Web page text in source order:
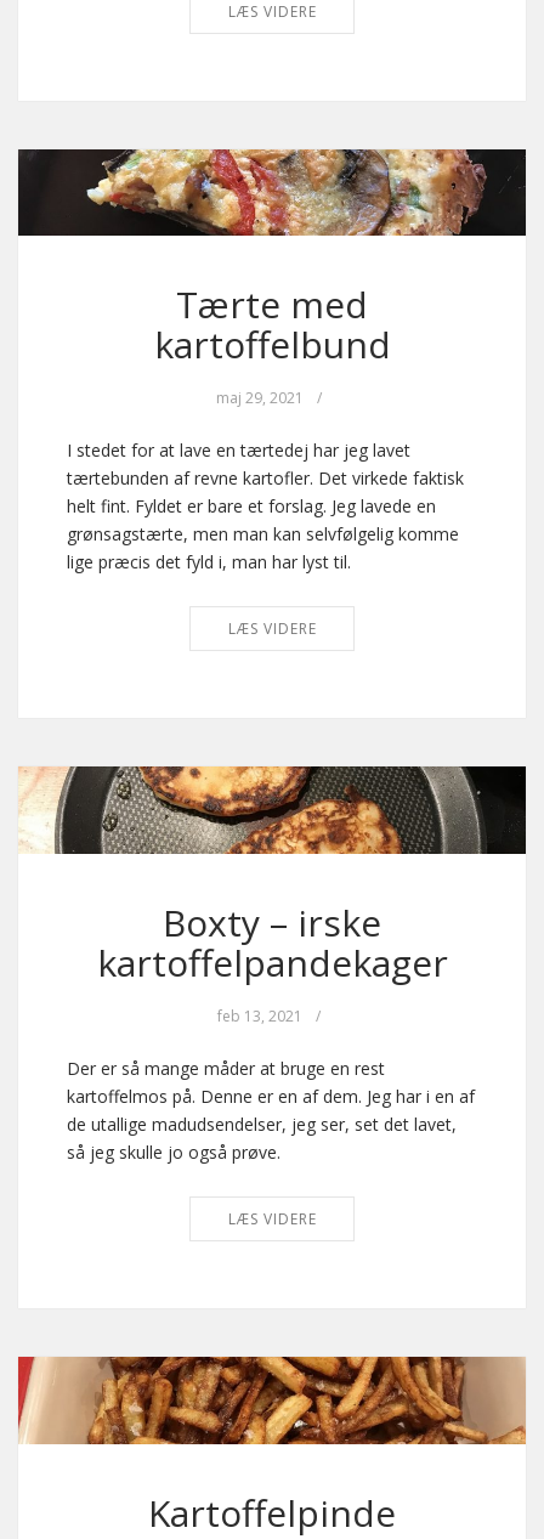
LÆS VIDERE
Tærte med
kartoffelbund
maj 29, 2021 /
I stedet for at lave en tærtedej har jeg lavet
tærtebunden af revne kartofler. Det virkede faktisk
helt fint. Fyldet er bare et forslag. Jeg lavede en
grønsagstærte, men man kan selvfølgelig komme
lige præcis det fyld i, man har lyst til.
LÆS VIDERE
Boxty – irske
kartoffelpandekager
feb 13, 2021 /
Der er så mange måder at bruge en rest
kartoffelmos på. Denne er en af dem. Jeg har i en af
de utallige madudsendelser, jeg ser, set det lavet,
så jeg skulle jo også prøve.
LÆS VIDERE
Kartoffelpinde